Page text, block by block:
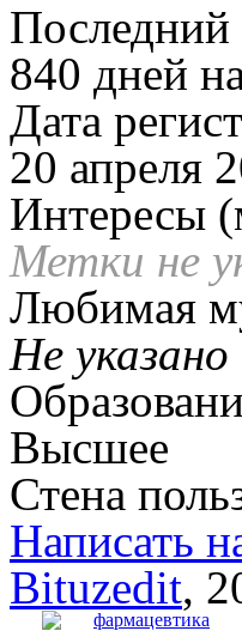
Последний
840 дней
Дата
20 апреля
Интересы
Метки не
Любимая
Не указано
Высшее
Стена
Написать
Bituzedit,
фармацевтика